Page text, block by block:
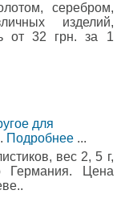
серебром,
изделий,
от 32 грн. за 1
для
Подробнее ...
вес 2, 5 г,
Германия. Цена